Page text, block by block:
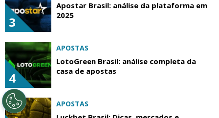
3
Apostar Brasil: análise da plataforma em
2025
4
APOSTAS
LotoGreen Brasil: análise completa da
casa de apostas
APOSTAS